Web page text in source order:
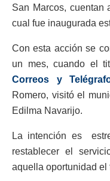
San Marcos, cuentan
cual fue inaugurada
Con esta acción se
un mes, cuando el
Correos y
Romero, visitó el
Edilma Navarijo.
La intención es
restablecer el
aquella oportunidad el